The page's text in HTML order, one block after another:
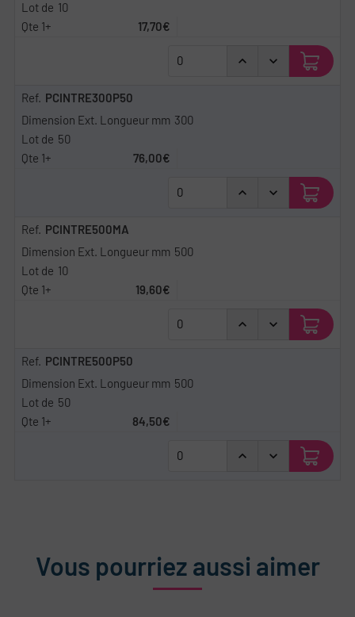
10
17,70€
PCINTRE300P50
300
50
76,00€
PCINTRE500MA
500
10
19,60€
PCINTRE500P50
500
50
84,50€
Vous pourriez aussi aimer